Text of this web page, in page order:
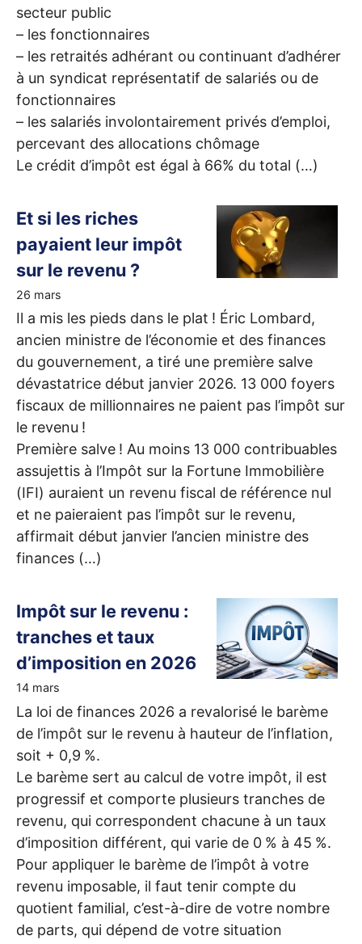
secteur public
– les fonctionnaires
– les retraités adhérant ou continuant d’adhérer
à un syndicat représentatif de salariés ou de
fonctionnaires
– les salariés involontairement privés d’emploi,
percevant des allocations chômage
Le crédit d’impôt est égal à 66% du total (…)
Et si les riches
payaient leur impôt
sur le revenu ?
26 mars
Il a mis les pieds dans le plat ! Éric Lombard,
ancien ministre de l’économie et des finances
du gouvernement, a tiré une première salve
dévastatrice début janvier 2026. 13 000 foyers
fiscaux de millionnaires ne paient pas l’impôt sur
le revenu !
Première salve ! Au moins 13 000 contribuables
assujettis à l’Impôt sur la Fortune Immobilière
(IFI) auraient un revenu fiscal de référence nul
et ne paieraient pas l’impôt sur le revenu,
affirmait début janvier l’ancien ministre des
finances (…)
Impôt sur le revenu :
tranches et taux
d’imposition en 2026
14 mars
La loi de finances 2026 a revalorisé le barème
de l’impôt sur le revenu à hauteur de l’inflation,
soit + 0,9 %.
Le barème sert au calcul de votre impôt, il est
progressif et comporte plusieurs tranches de
revenu, qui correspondent chacune à un taux
d’imposition différent, qui varie de 0 % à 45 %.
Pour appliquer le barème de l’impôt à votre
revenu imposable, il faut tenir compte du
quotient familial, c’est-à-dire de votre nombre
de parts, qui dépend de votre situation